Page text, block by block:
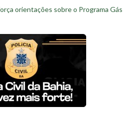
orientações sobre o Programa Gás